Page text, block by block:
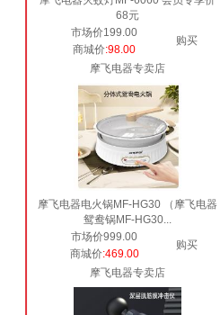
68元
市场价199.00
购买
商城价:98.00
摩飞电器专卖店
摩飞电器电火锅MF-HG30 （摩飞电器
鸳鸯锅MF-HG30...
市场价999.00
购买
商城价:469.00
摩飞电器专卖店